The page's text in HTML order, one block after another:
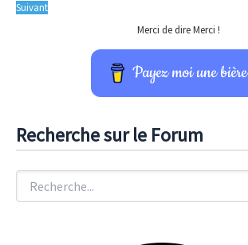
Suivant
Merci de dire Merci !
Payez moi une bière
Recherche sur le Forum